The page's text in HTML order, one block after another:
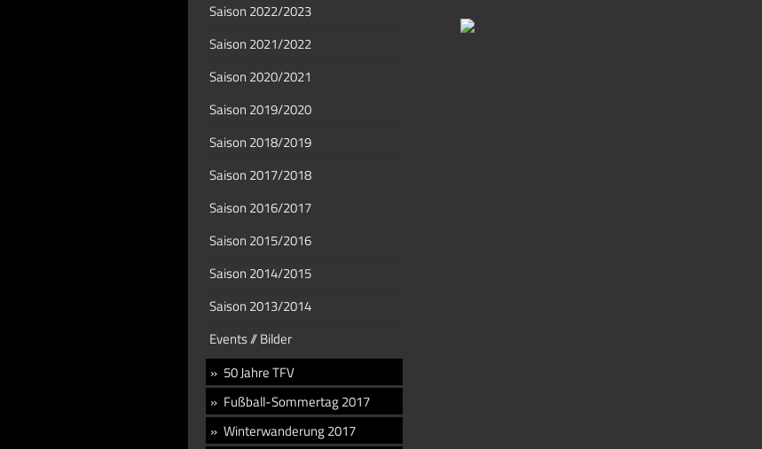
Saison 2022/2023
Saison 2021/2022
Saison 2020/2021
Saison 2019/2020
Saison 2018/2019
Saison 2017/2018
Saison 2016/2017
Saison 2015/2016
Saison 2014/2015
Saison 2013/2014
Events // Bilder
50 Jahre TFV
Fußball-Sommertag 2017
Winterwanderung 2017